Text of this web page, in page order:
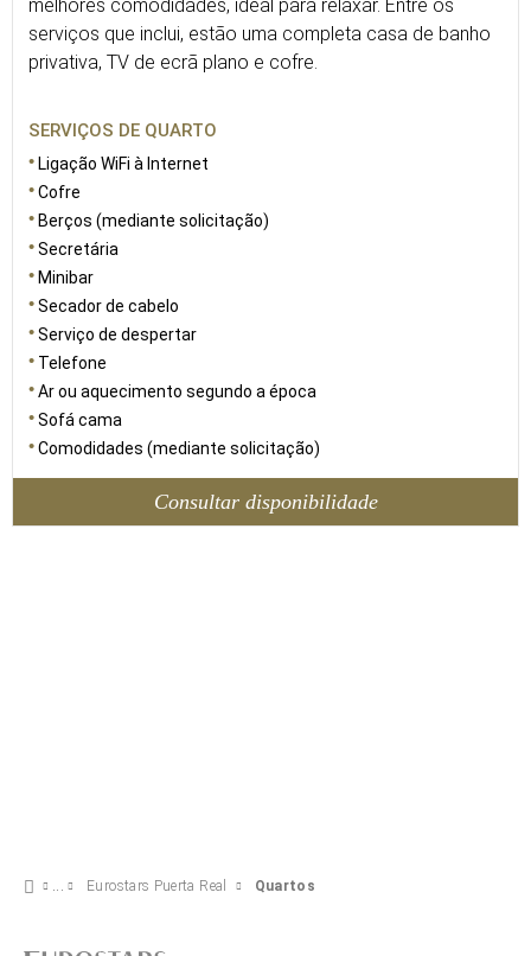
melhores comodidades, ideal para relaxar. Entre os
serviços que inclui, estão uma completa casa de banho
privativa, TV de ecrã plano e cofre.
SERVIÇOS DE QUARTO
Ligação WiFi à Internet
Cofre
Berços (mediante solicitação)
Secretária
Minibar
Secador de cabelo
Serviço de despertar
Telefone
Ar ou aquecimento segundo a época
Sofá cama
Comodidades (mediante solicitação)
Consultar disponibilidade
Eurostars Puerta Real Quartos